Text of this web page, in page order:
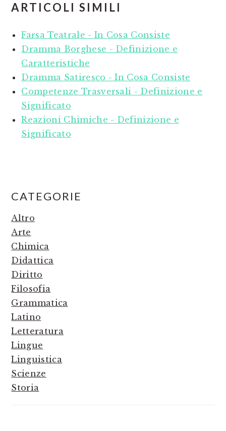
ARTICOLI SIMILI
Farsa Teatrale - In Cosa Consiste
Dramma Borghese - Definizione e
Caratteristiche
Dramma Satiresco - In Cosa Consiste
Competenze Trasversali - Definizione e
Significato
Reazioni Chimiche - Definizione e
Significato
SIDEBAR
CATEGORIE
Altro
Arte
Chimica
Didattica
Diritto
Filosofia
Grammatica
Latino
Letteratura
Lingue
Linguistica
Scienze
Storia